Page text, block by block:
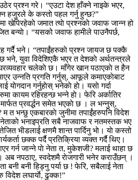
प्रश्न गरे। “एउटा देश हाँक्ने नाइके भएर,
हजुरले के कस्ताे पहल गर्नु हुन्छ?”
खेपिरहेकाे जमात त्याे प्रश्नकाे जवाफ जान्न हो
बन्याे। “यसको जवाफ हामीले पाउनैपर्छ,
गर्दै भने। “तपाईंहरुकाे प्रश्न जायज छ पक्कै
भने, युवा विदेशिएकै भएर त देशकाे अर्थतन्त्रले
चलेकाे छ। माँगेर खान पठाएकाे त हैन
उन्नति प्रगति गर्नुस्, आफूले कमाएकाेबाट
याेगदान गर्नुहाेस् भनेकाे हाे। यसाे गर्दा
कायम रहिरहन्छ भन्ने हाे। फेरि अर्कातिर
प्रवर्द्धन समेत भएकाे छ । ल भन्नुस्,
म त भन्छु एकबारकाे जुनीमा तपाईंहरुपनि विदेश
भनाइप्रति सबै नाजवाफ र नतमस्तक भए
भीडलाई क्षणमै शान्त पार्दिनु भाे। याे कस्तो
छक्क पर्दै प्रतिक्रिया व्यक्त गर्दै थिए।
गर्न जान्ने पाे नेता त, मुकेशजी? मलाई थाहा छ
अब नपठाए, स्वदेशमै राेजगारी भनेर कराउँछन् ।
बनी बनी हिड्नु पर्या छ ! फेरि, सबैलाई नेता
विदेश लघार्याे, ढुक्क!”